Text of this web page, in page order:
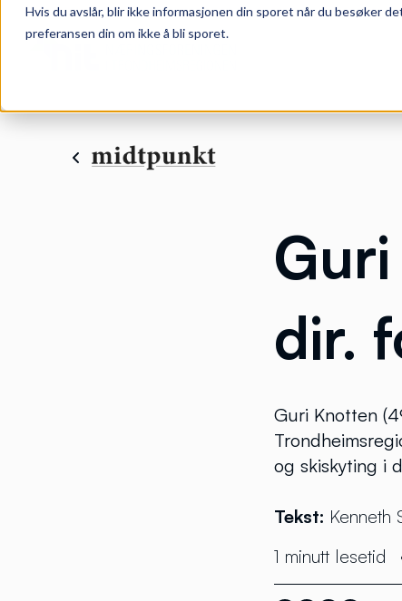
Hvis du avslår, blir ikke informasjonen din sporet når du besøker
preferansen din om ikke å bli sporet.
dir.
Guri Knotten
og skiskyting i
Tekst: Kenneth
1 minutt lesetid